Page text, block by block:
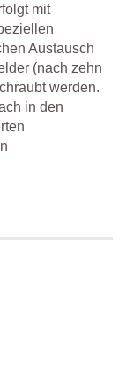
mit
Austausch
(nach zehn
werden.
in den